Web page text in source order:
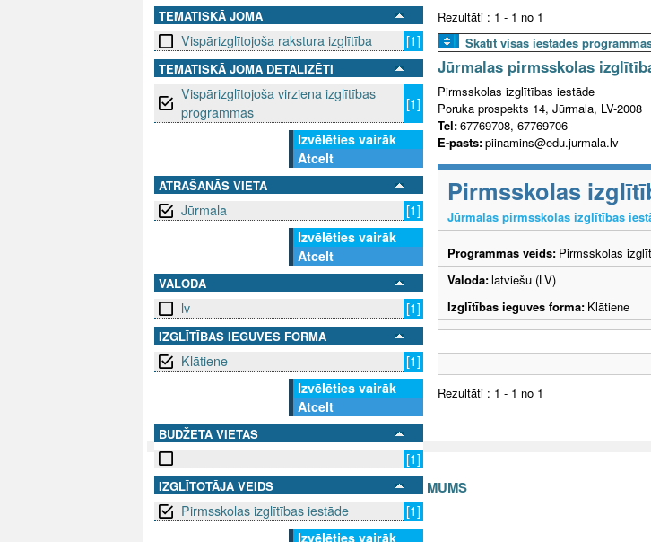
L
V
TEMATISKĀ JOMA
Vispārizglītojoša rakstura izglītība [1]
TEMATISKĀ JOMA DETALIZĒTI
Vispārizglītojoša virziena izglītības
programmas
[1]
Izvēlēties vairāk
Atcelt
ATRAŠANĀS VIETA
Jūrmala
[1]
Izvēlēties vairāk
Atcelt
VALODA
lv [1]
IZGLĪTĪBAS IEGUVES FORMA
Klātiene
[1]
Izvēlēties vairāk
Atcelt
BUDŽETA VIETAS
[1]
IZGLĪTOTĀJA VEIDS
Pirmsskolas izglītības iestāde
[1]
Izvēlēties vairāk
Rezultāti : 1 - 1 no 1
Skatīt visas iestādes
Jūrmalas pirmsskolas
Pirmsskolas izglītības iestāde
Poruka prospekts 14, Jūrmala, LV-2008
Tel:67769708, 67769706
E-pasts:piinamins@edu.jurmala.lv
Pirmsskolas
Jūrmalas pirmsskolas izglītības
Programmas veids: Pirmsskolas
Valoda:latviešu (LV)
Izglītības ieguves forma: Klātiene
Rezultāti : 1 - 1 no 1
SEKO MUMS SAZINIES AR MUMS
info@niid.lv